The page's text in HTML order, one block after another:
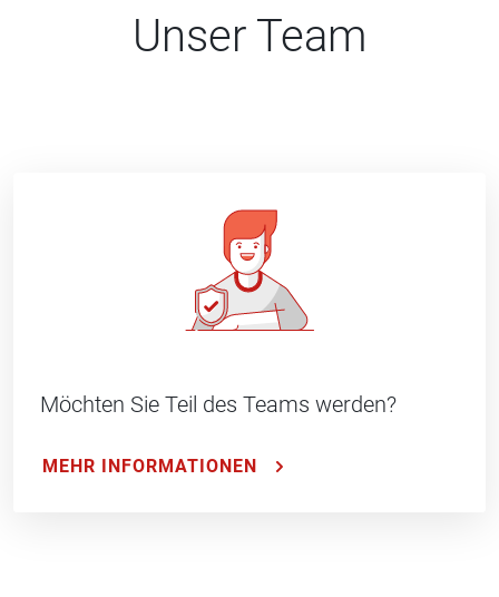
Unser Team
Möchten Sie Teil des Teams werden?
MEHR INFORMATIONEN